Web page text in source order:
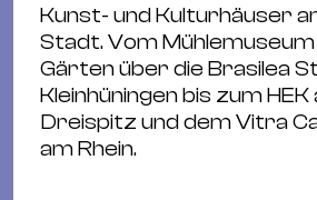
Kunst- und Kulturhäuser
Stadt. Vom Mühlemuseum
Gärten über die Brasilea
Kleinhüningen bis zum
Dreispitz und dem Vitra
am Rhein.